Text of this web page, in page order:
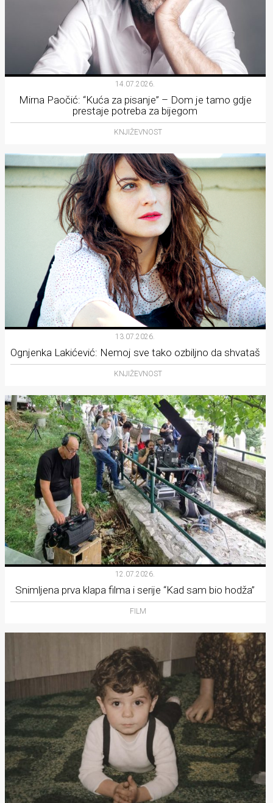
14.07.2026.
Mirna Paočić: “Kuća za pisanje” – Dom je tamo gdje
prestaje potreba za bijegom
KNJIŽEVNOST
13.07.2026.
Ognjenka Lakićević: Nemoj sve tako ozbiljno da shvataš
KNJIŽEVNOST
12.07.2026.
Snimljena prva klapa filma i serije “Kad sam bio hodža”
FILM